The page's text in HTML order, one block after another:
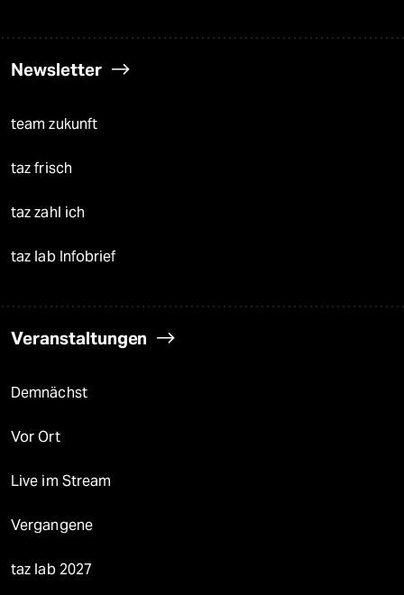
Newsletter
team zukunft
taz frisch
taz zahl ich
taz lab Infobrief
Veranstaltungen
Demnächst
Vor Ort
Live im Stream
Vergangene
taz lab 2027